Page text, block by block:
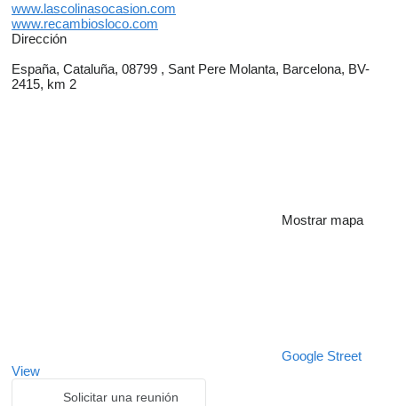
www.lascolinasocasion.com
www.recambiosloco.com
Dirección
España, Cataluña, 08799 , Sant Pere Molanta, Barcelona, BV-
2415, km 2
Mostrar mapa
Google Street
View
Solicitar una reunión